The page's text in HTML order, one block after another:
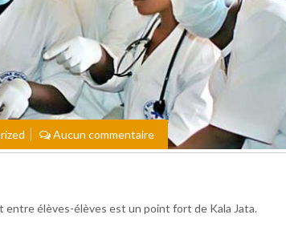
Aucun commentaire
élèves-élèves est un point fort de Kala Jata.